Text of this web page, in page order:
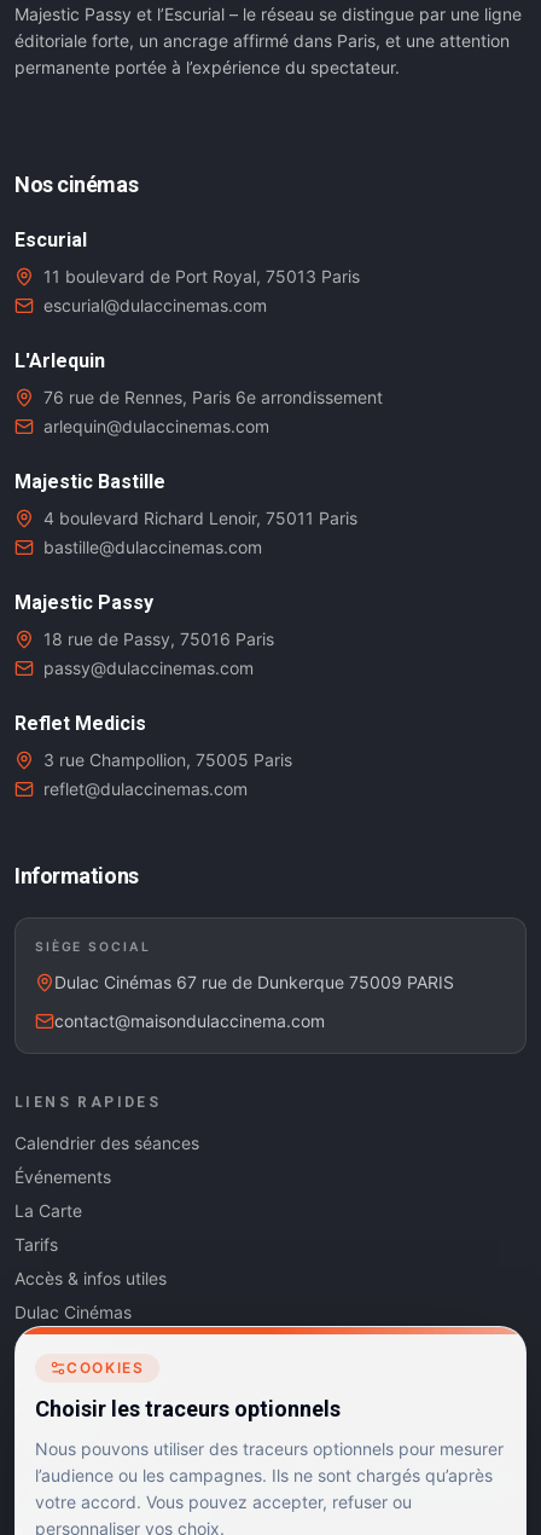
Majestic Passy et l’Escurial – le réseau se distingue par une ligne
éditoriale forte, un ancrage affirmé dans Paris, et une attention
permanente portée à l’expérience du spectateur.
Nos cinémas
Escurial
11 boulevard de Port Royal, 75013 Paris
escurial@dulaccinemas.com
L'Arlequin
76 rue de Rennes, Paris 6e arrondissement
arlequin@dulaccinemas.com
Majestic Bastille
4 boulevard Richard Lenoir, 75011 Paris
bastille@dulaccinemas.com
Majestic Passy
18 rue de Passy, 75016 Paris
passy@dulaccinemas.com
Reflet Medicis
3 rue Champollion, 75005 Paris
reflet@dulaccinemas.com
Informations
SIÈGE SOCIAL
Dulac Cinémas 67 rue de Dunkerque 75009 PARIS
contact@maisondulaccinema.com
LIENS RAPIDES
Calendrier des séances
Événements
La Carte
Tarifs
Accès & infos utiles
Dulac Cinémas
Cinéma5
Les Dits de l'Art
Contact
COOKIES
Choisir les traceurs optionnels
Nous pouvons utiliser des traceurs optionnels pour mesurer
l’audience ou les campagnes. Ils ne sont chargés qu’après
votre accord. Vous pouvez accepter, refuser ou
personnaliser vos choix.